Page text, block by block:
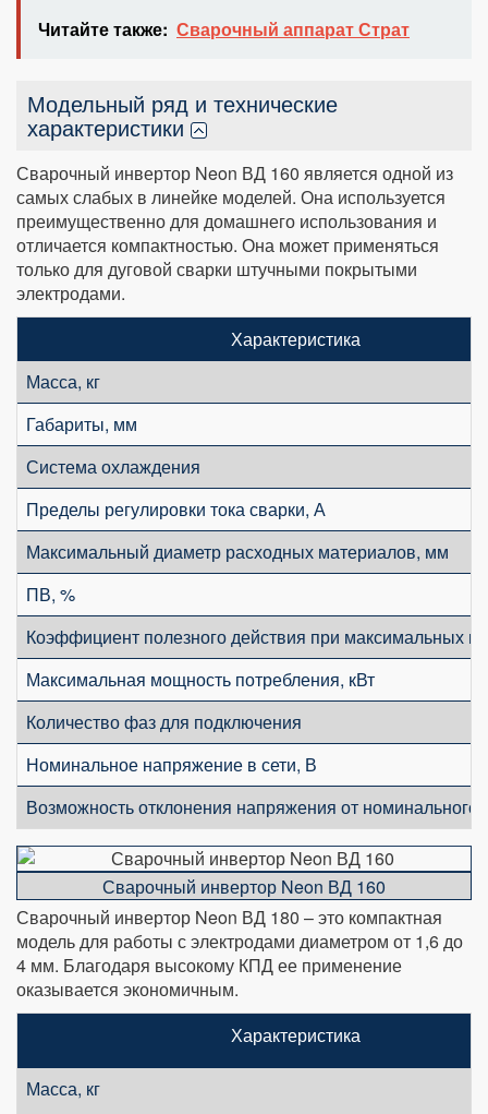
Читайте также: Сварочный аппарат Страт
Модельный ряд и технические
характеристики
Сварочный инвертор Neon ВД 160 является одной из
самых слабых в линейке моделей. Она используется
преимущественно для домашнего использования и
отличается компактностью. Она может применяться
только для дуговой сварки штучными покрытыми
электродами.
Характеристика
Масса, кг
Габариты, мм
Система охлаждения
Пределы регулировки тока сварки, А
Максимальный диаметр расходных материалов, мм
ПВ, %
Коэффициент полезного действия при максимальных
Максимальная мощность потребления, кВт
Количество фаз для подключения
Номинальное напряжение в сети, В
Возможность отклонения напряжения от номинального,
Сварочный инвертор Neon ВД 160
Сварочный инвертор Neon ВД 180 – это компактная
модель для работы с электродами диаметром от 1,6 до
4 мм. Благодаря высокому КПД ее применение
оказывается экономичным.
Характеристика
Масса, кг